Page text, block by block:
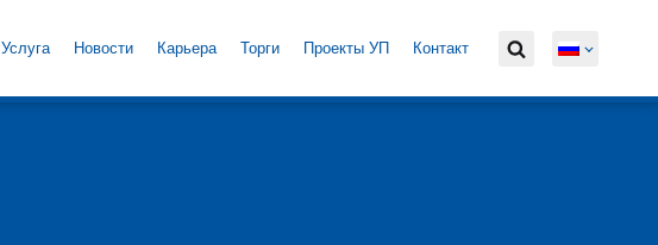
Услуга Новости Карьера Торги Проекты УП Контакт